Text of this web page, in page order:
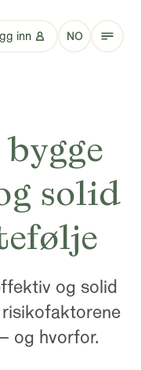
inn NO
solid
og solid
og hvorfor.